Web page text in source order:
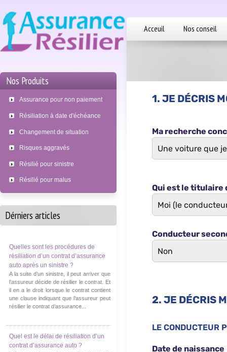
Acceuil Nos conseil
Nos Produits
Assurance pour non paiement
Résiliation à date d'échéance
Changement de situation
Risques aggravés
Résilié pour sinistre
Résilié pour malus
Dérniers articles
Quelles sont les procédures de
résiliation d’un contrat d’assurance
auto après un sinistre ?
A la suite d’un sinistre, il peut arriver que
l’assureur décide de résilier le contrat. Et
il en a le droit lorsque le contrat contient
une clause indiquant que l’assureur peut
résilier le contrat d’assurance...
Quel est le délai de résiliation d’un
contrat d’assurance auto ?